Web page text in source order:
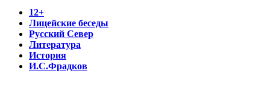
12+
Лицейские беседы
Русский Север
Литература
История
И.С.Фрадков